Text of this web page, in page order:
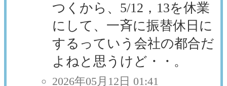
つくから、5/12，13を休業
にして、一斉に振替休日に
するっていう会社の都合だ
よねと思うけど・・。
2026年05月12日 01:41